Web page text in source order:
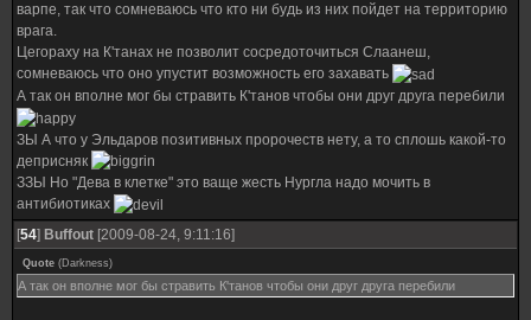
варпе, так что сомневаюсь что кто ни будь из них пойдет на территорию
врага.
Цегораху на К'танах не позволит сосредоточиться Слаанеш,
сомневаюсь что оно упустит возможность его захавать
А так он вполне мог бы стравить К'танов чтобы они друг друга перебили
ЗЫ А что у Эльдаров позитивных пророчеств нету, а то сплошь какой-то
деприсняк
ЗЗЫ Но "Дева в клетке" это ваще жесть Нургла надо мочить в
антибиотиках
[54] Buffout [2009-08-24, 9:11:16]
Quote (Darkness)
А так он вполне мог бы стравить К'танов чтобы они друг друга перебили